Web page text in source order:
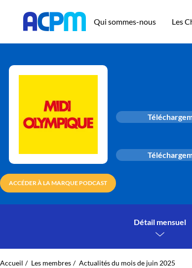
Qui sommes-nous Les
ACCÉDER À LA MARQUE PODCAST
Détail mensuel
Accueil Les membres Actualités du mois de juin 2025